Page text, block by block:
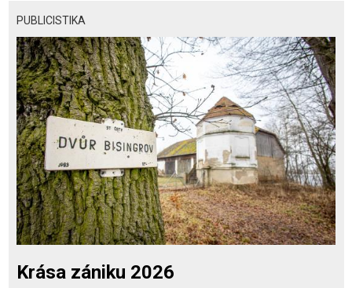
PUBLICISTIKA
Krása zániku 2026